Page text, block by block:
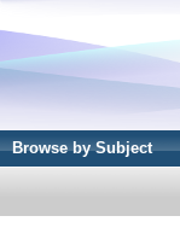
Browse by Subject